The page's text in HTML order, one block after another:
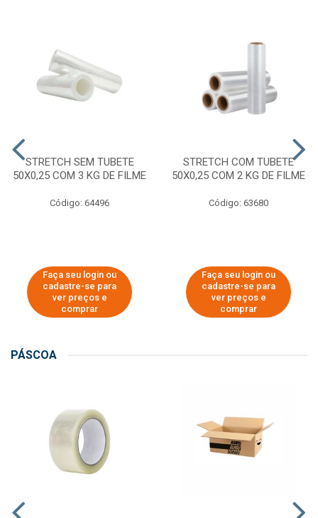
STRETCH SEM TUBETE
50X0,25 COM 3 KG DE FILME
Código: 64496
Faça seu login ou
cadastre-se para
ver preços e
comprar
STRETCH COM TUBETE
50X0,25 COM 2 KG DE FILME
Código: 63680
Faça seu login ou
cadastre-se para
ver preços e
comprar
PÁSCOA